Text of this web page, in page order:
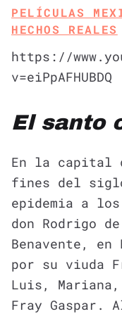
PELÍCULAS
HECHOS REALES
https://
v=eiPpAFHUBDQ
El santo
En la capital
fines del
epidemia a
don Rodrigo
Benavente, en
por su viuda
Luis,
Fray Gaspar.